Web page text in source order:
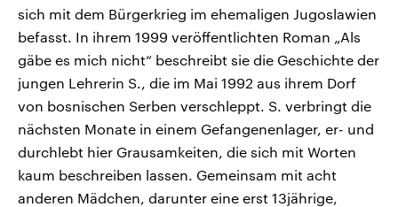
sich mit dem Bürgerkrieg im ehemaligen Jugoslawien
befasst. In ihrem 1999 veröffentlichten Roman „Als
gäbe es mich nicht“ beschreibt sie die Geschichte der
jungen Lehrerin S., die im Mai 1992 aus ihrem Dorf
von bosnischen Serben verschleppt. S. verbringt die
nächsten Monate in einem Gefangenenlager, er- und
durchlebt hier Grausamkeiten, die sich mit Worten
kaum beschreiben lassen. Gemeinsam mit acht
anderen Mädchen, darunter eine erst 13jährige,